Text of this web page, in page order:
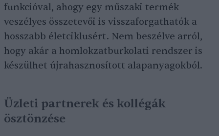
funkcióval, ahogy egy műszaki termék
veszélyes összetevői is visszaforgathatók a
hosszabb életciklusért. Nem beszélve arról,
hogy akár a homlokzatburkolati rendszer is
készülhet újrahasznosított alapanyagokból.
Üzleti partnerek és kollégák
ösztönzése